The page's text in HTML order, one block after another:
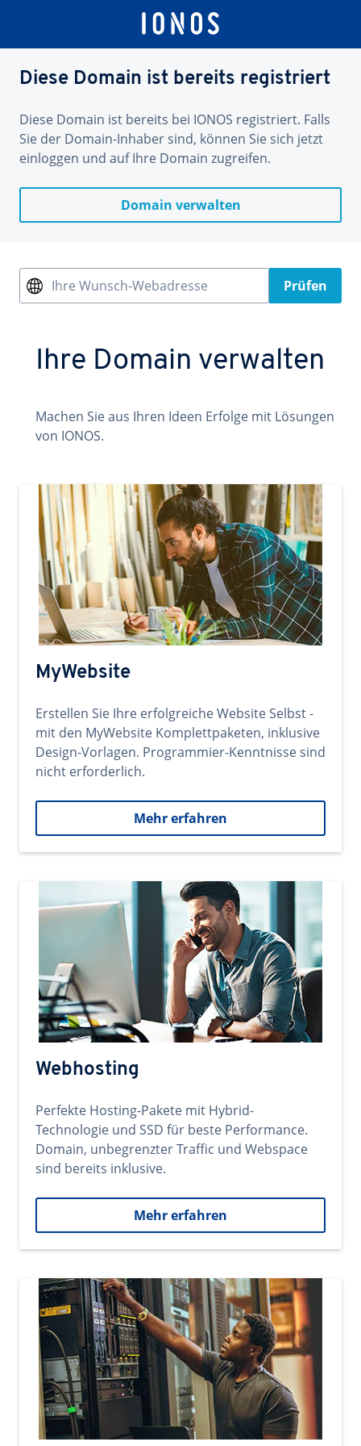
Diese Domain ist bereits registriert
Diese Domain ist bereits bei IONOS registriert. Falls
Sie der Domain-Inhaber sind, können Sie sich jetzt
einloggen und auf Ihre Domain zugreifen.
Domain verwalten
Ihre Wunsch-Webadresse Prüfen
Ihre Domain verwalten
Machen Sie aus Ihren Ideen Erfolge mit Lösungen
von IONOS.
MyWebsite
Erstellen Sie Ihre erfolgreiche Website Selbst -
mit den MyWebsite Komplettpaketen, inklusive
Design-Vorlagen. Programmier-Kenntnisse sind
nicht erforderlich.
Mehr erfahren
Webhosting
Perfekte Hosting-Pakete mit Hybrid-
Technologie und SSD für beste Performance.
Domain, unbegrenzter Traffic und Webspace
sind bereits inklusive.
Mehr erfahren